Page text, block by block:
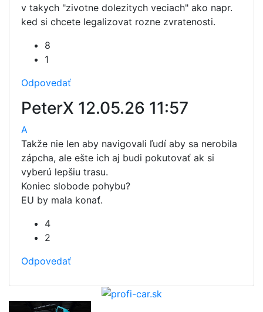
v takych "zivotne dolezitych veciach" ako napr.
ked si chcete legalizovat rozne zvratenosti.
8
1
Odpovedať
PeterX 12.05.26 11:57
A
Takže nie len aby navigovali ľudí aby sa nerobila
zápcha, ale ešte ich aj budi pokutovať ak si
vyberú lepšiu trasu.
Koniec slobode pohybu?
EU by mala konať.
4
2
Odpovedať